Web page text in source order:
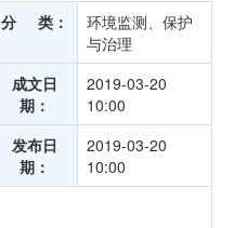
分 类：
环境监测、保护
与治理
成文日
期：
2019-03-20
10:00
发布日
期：
2019-03-20
10:00